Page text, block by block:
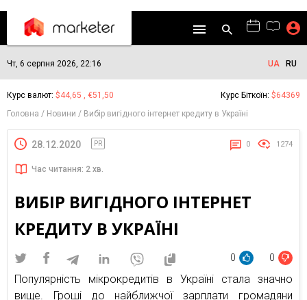
Чт, 6 серпня 2026, 22:16 UA RU
Курс валют: $44,65 , €51,50 Курс Біткоїн: $64369
Головна
Новини Вибір вигідного інтернет кредиту в Україні
28.12.2020 PR 0 1274
Час читання: 2 хв.
ВИБІР ВИГІДНОГО ІНТЕРНЕТ
КРЕДИТУ В УКРАЇНІ
0 0
Популярність мікрокредитів в Україні стала значно
вище. Гроші до найближчої зарплати громадяни